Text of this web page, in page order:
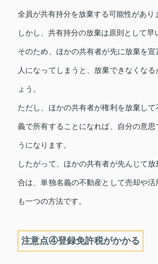
全員が共有持分を放棄する可能性があり
しかし、共有持分の放棄は原則として早
そのため、ほかの共有者が先に放棄を宣
人になってしまうと、放棄できなくなる
ょう。
ただし、ほかの共有者が権利を放棄して
義で所有することになれば、自分の意思
うになります。
したがって、ほかの共有者が先んじて
合は、単独名義の不動産として売却や
も一つの方法です。
注意点④登録免許税がかかる